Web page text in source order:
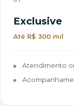
Exclusive
Até R$ 300 mil
Atendimento